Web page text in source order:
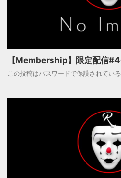
【Membership】限定配信
この投稿はパスワードで保護されてい